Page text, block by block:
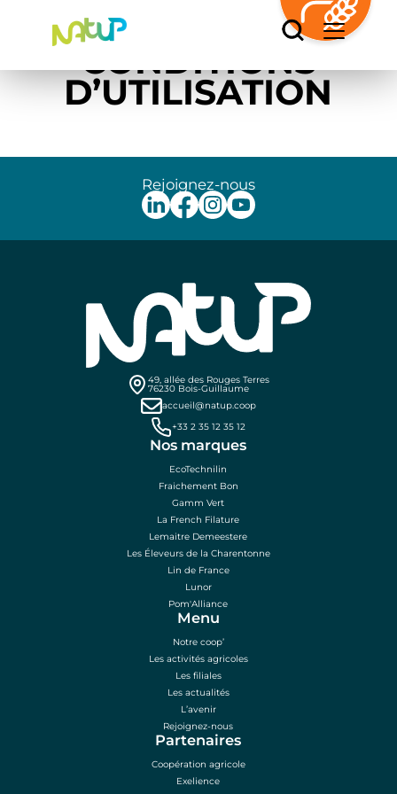
CONDITIONS
D’UTILISATION
Rejoignez-nous
49, allée des Rouges Terres
76230 Bois-Guillaume
accueil@natup.coop
+33 2 35 12 35 12
Nos marques
EcoTechnilin
Fraichement Bon
Gamm Vert
La French Filature
Lemaitre Demeestere
Les Éleveurs de la Charentonne
Lin de France
Lunor
Pom'Alliance
Menu
Notre coop’
Les activités agricoles
Les filiales
Les actualités
L’avenir
Rejoignez-nous
Partenaires
Coopération agricole
Exelience